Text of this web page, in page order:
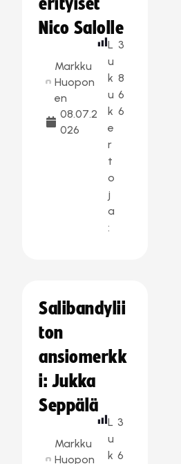
erityiset
Nico Salolle
Markku
Huopon
en
08.07.2
026
L
u
k
u
k
e
r
t
o
j
a
:
3
8
6
6
Salibandylii
ton
ansiomerkk
i: Jukka
Seppälä
Markku
Huopon
L
u
k
3
6